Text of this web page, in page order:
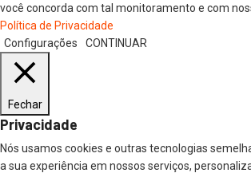
você concorda com tal monitoramento e com
Política de Privacidade
Configurações
CONTINUAR
Fechar
Privacidade
Nós usamos cookies e outras tecnologias
a sua experiência em nossos serviços,